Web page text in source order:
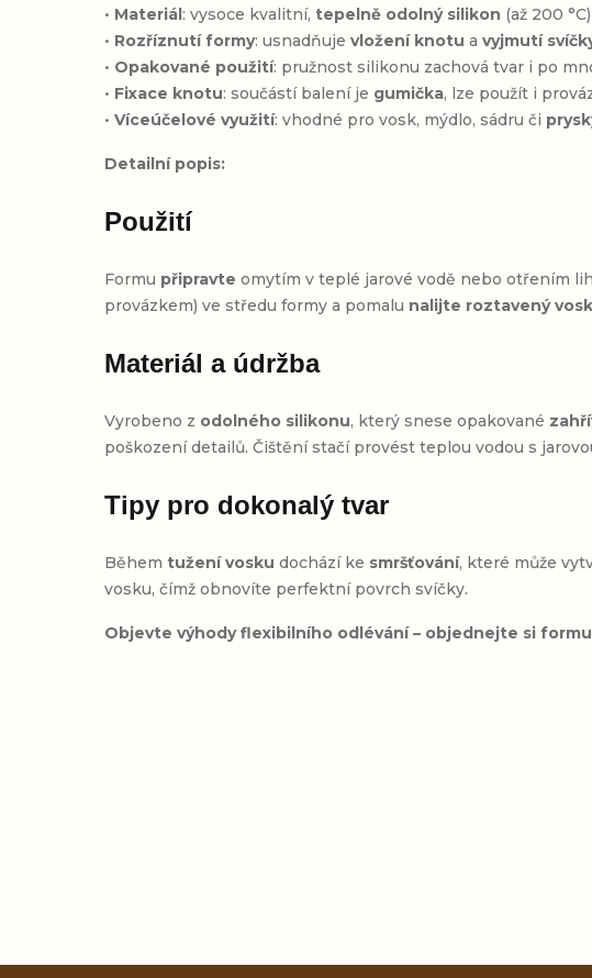
• Materiál : vysoce kvalitní,tepelně odolný silikon (až 200 °C)
• Rozříznutí formy: usnadňujevložení knotu avyjmutí
• Opakované použití: pružnost silikonu zachová tvar i po
• Fixace knotu: součástí balení je gumička, lze použít i
•Víceúčelové využití: vhodné pro vosk, mýdlo, sádru či
Detailní popis:
Použití
Formu připravte omytím v teplé jarové vodě nebo otřením
provázkem) ve středu formy a pomalu nalijte roztavený vosk
Materiál a údržba
Vyrobeno z odolného silikonu, který snese opakované
poškození detailů. Čištění stačí provést teplou vodou s
Tipy pro dokonalý tvar
Běhemtužení vosku dochází ke smršťování, které může
vosku, čímž obnovíte perfektní povrch svíčky.
Objevte výhody flexibilního odlévání – objednejte si formu